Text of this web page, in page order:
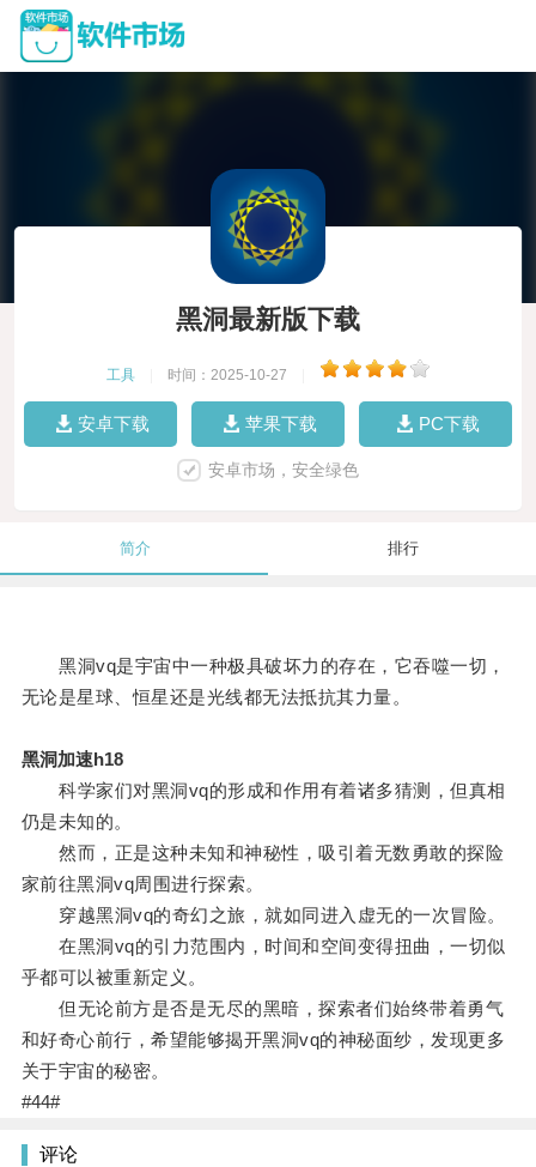
黑洞最新版下载
工具 时间：2025-10-27
安卓下载 苹果下载 PC下载
安卓市场，安全绿色
简介 排行
黑洞vq是宇宙中一种极具破坏力的存在，它吞噬一切，
无论是星球、恒星还是光线都无法抵抗其力量。
黑洞加速h18
科学家们对黑洞vq的形成和作用有着诸多猜测，但真相
仍是未知的。
然而，正是这种未知和神秘性，吸引着无数勇敢的探险
家前往黑洞vq周围进行探索。
穿越黑洞vq的奇幻之旅，就如同进入虚无的一次冒险。
在黑洞vq的引力范围内，时间和空间变得扭曲，一切似
乎都可以被重新定义。
但无论前方是否是无尽的黑暗，探索者们始终带着勇气
和好奇心前行，希望能够揭开黑洞vq的神秘面纱，发现更多
关于宇宙的秘密。
#44#
评论